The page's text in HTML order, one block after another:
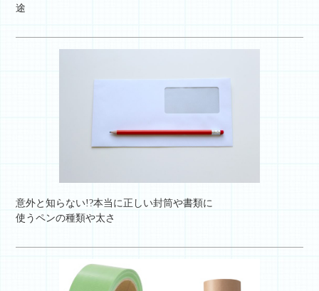
途
意外と知らない!?本当に正しい封筒や書類に
使うペンの種類や太さ